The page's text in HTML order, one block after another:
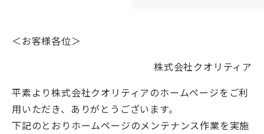
＜お客様各位＞
株式会社クオリティア
平素より株式会社クオリティアのホームページをご利
用いただき、ありがとうございます。
下記のとおりホームページのメンテナンス作業を実施